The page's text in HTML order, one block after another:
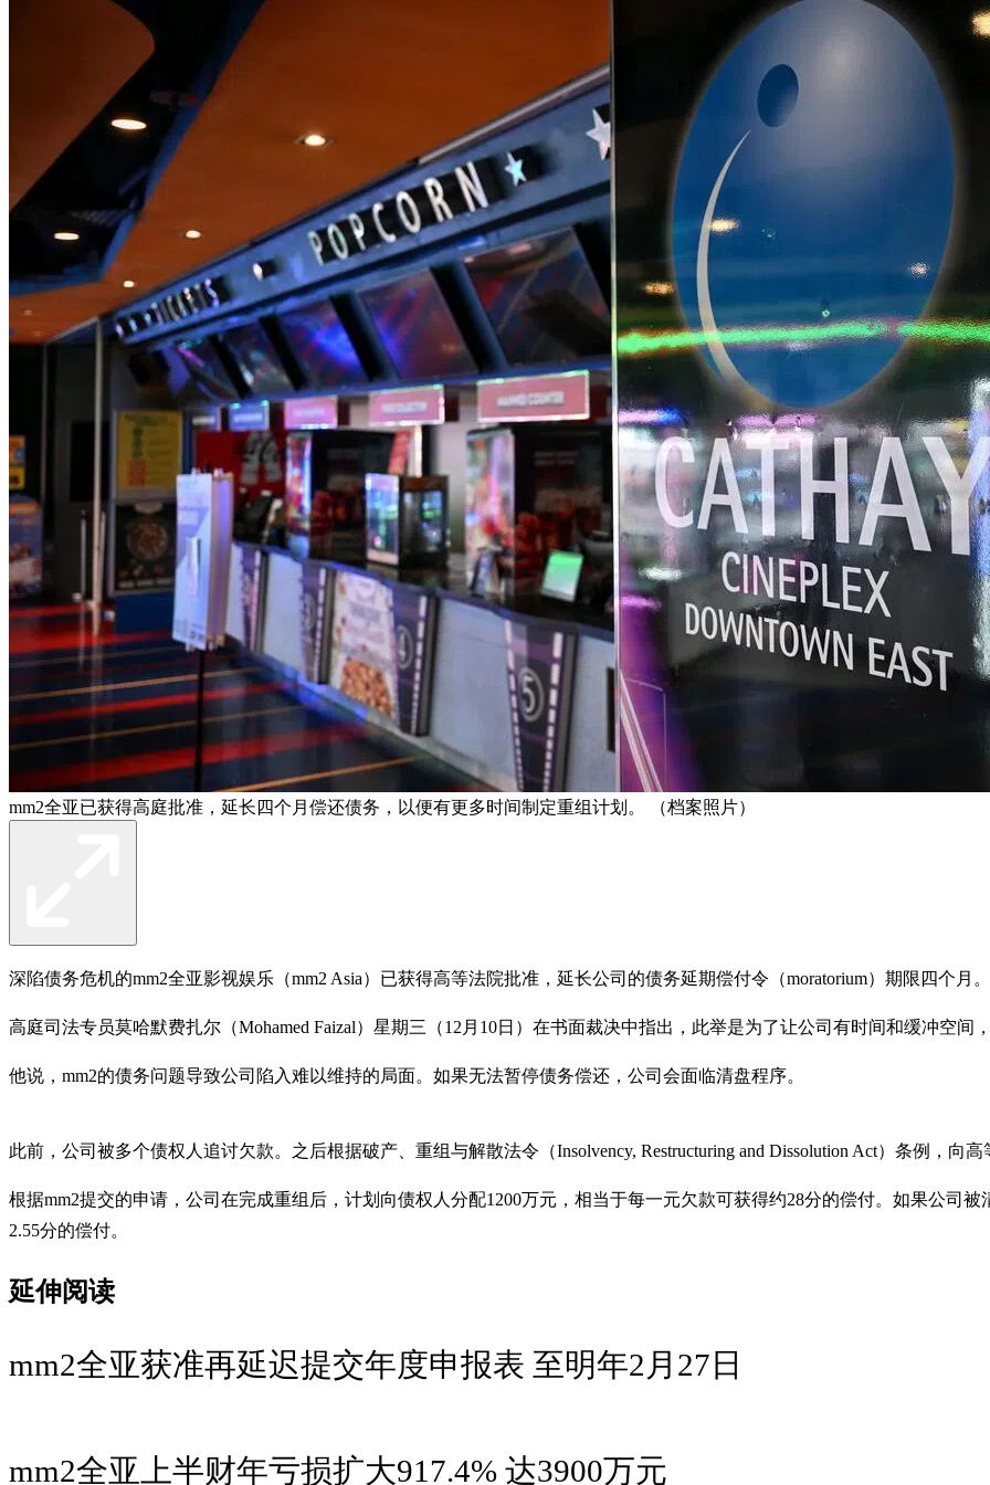
mm2全亚已获得高庭批准，延长四个月偿还债务，以便有更多时间制定重组计划。 （档案照片）
深陷债务危机的mm2全亚影视娱乐（mm2 Asia）已获得高等法院批准，延长公司的债务延期偿付令（moratorium）期限四个月。
高庭司法专员莫哈默费扎尔（Mohamed Faizal）星期三（12月10日）在书面裁决中指出，此举是为了让公司有时间和缓冲空间
他说，mm2的债务问题导致公司陷入难以维持的局面。如果无法暂停债务偿还，公司会面临清盘程序。
此前，公司被多个债权人追讨欠款。之后根据破产、重组与解散法令（Insolvency, Restructuring and Dissolution Act）条例，向
根据mm2提交的申请，公司在完成重组后，计划向债权人分配1200万元，相当于每一元欠款可获得约28分的偿付。如果公司
2.55分的偿付。
延伸阅读
mm2全亚获准再延迟提交年度申报表 至明年2月27日
mm2全亚上半财年亏损扩大917.4% 达3900万元